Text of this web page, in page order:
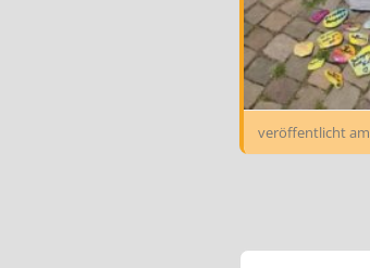
veröffentlicht am